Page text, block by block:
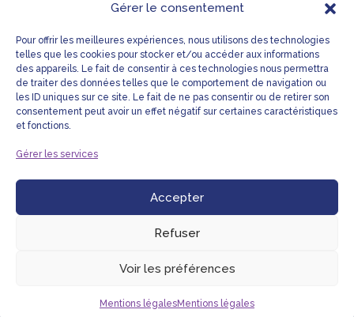
Gérer le consentement
Pour offrir les meilleures expériences, nous utilisons des technologies
telles que les cookies pour stocker et/ou accéder aux informations
des appareils. Le fait de consentir à ces technologies nous permettra
de traiter des données telles que le comportement de navigation ou
les ID uniques sur ce site. Le fait de ne pas consentir ou de retirer son
consentement peut avoir un effet négatif sur certaines caractéristiques
et fonctions.
Gérer les services
Accepter
Refuser
Voir les préférences
Mentions légalesMentions légales
Roses des sables nid de Pâques – enrichie
J’accepte
MENTIONS LÉGALES
NOUS CONTACTER